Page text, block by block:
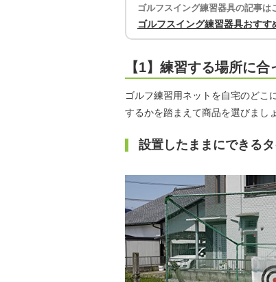
ゴルフスイング練習器具の記事は
ゴルフスイング練習器具おす
【1】練習する場所に
ゴルフ練習用ネットを自宅のどこ
するかを踏まえて商品を選びましょ
設置したままにできる